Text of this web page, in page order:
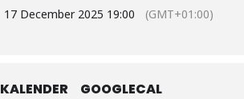
17 December 2025 19:00 (GMT+01:00)
KALENDER GOOGLECAL